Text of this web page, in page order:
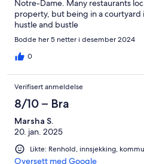
Notre-Dame. Many restaurants
property, but being in a courtyard
hustle and bustle
Bodde her 5 netter i desember 2024
0
Verifisert anmeldelse
8/10 – Bra
Marsha S.
20. jan. 2025
Likte: Renhold, innsjekking,
Oversett med Google